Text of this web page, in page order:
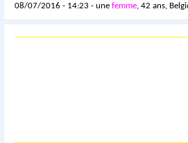
08/07/2016 - 14:23 - unefemme, 42 ans,